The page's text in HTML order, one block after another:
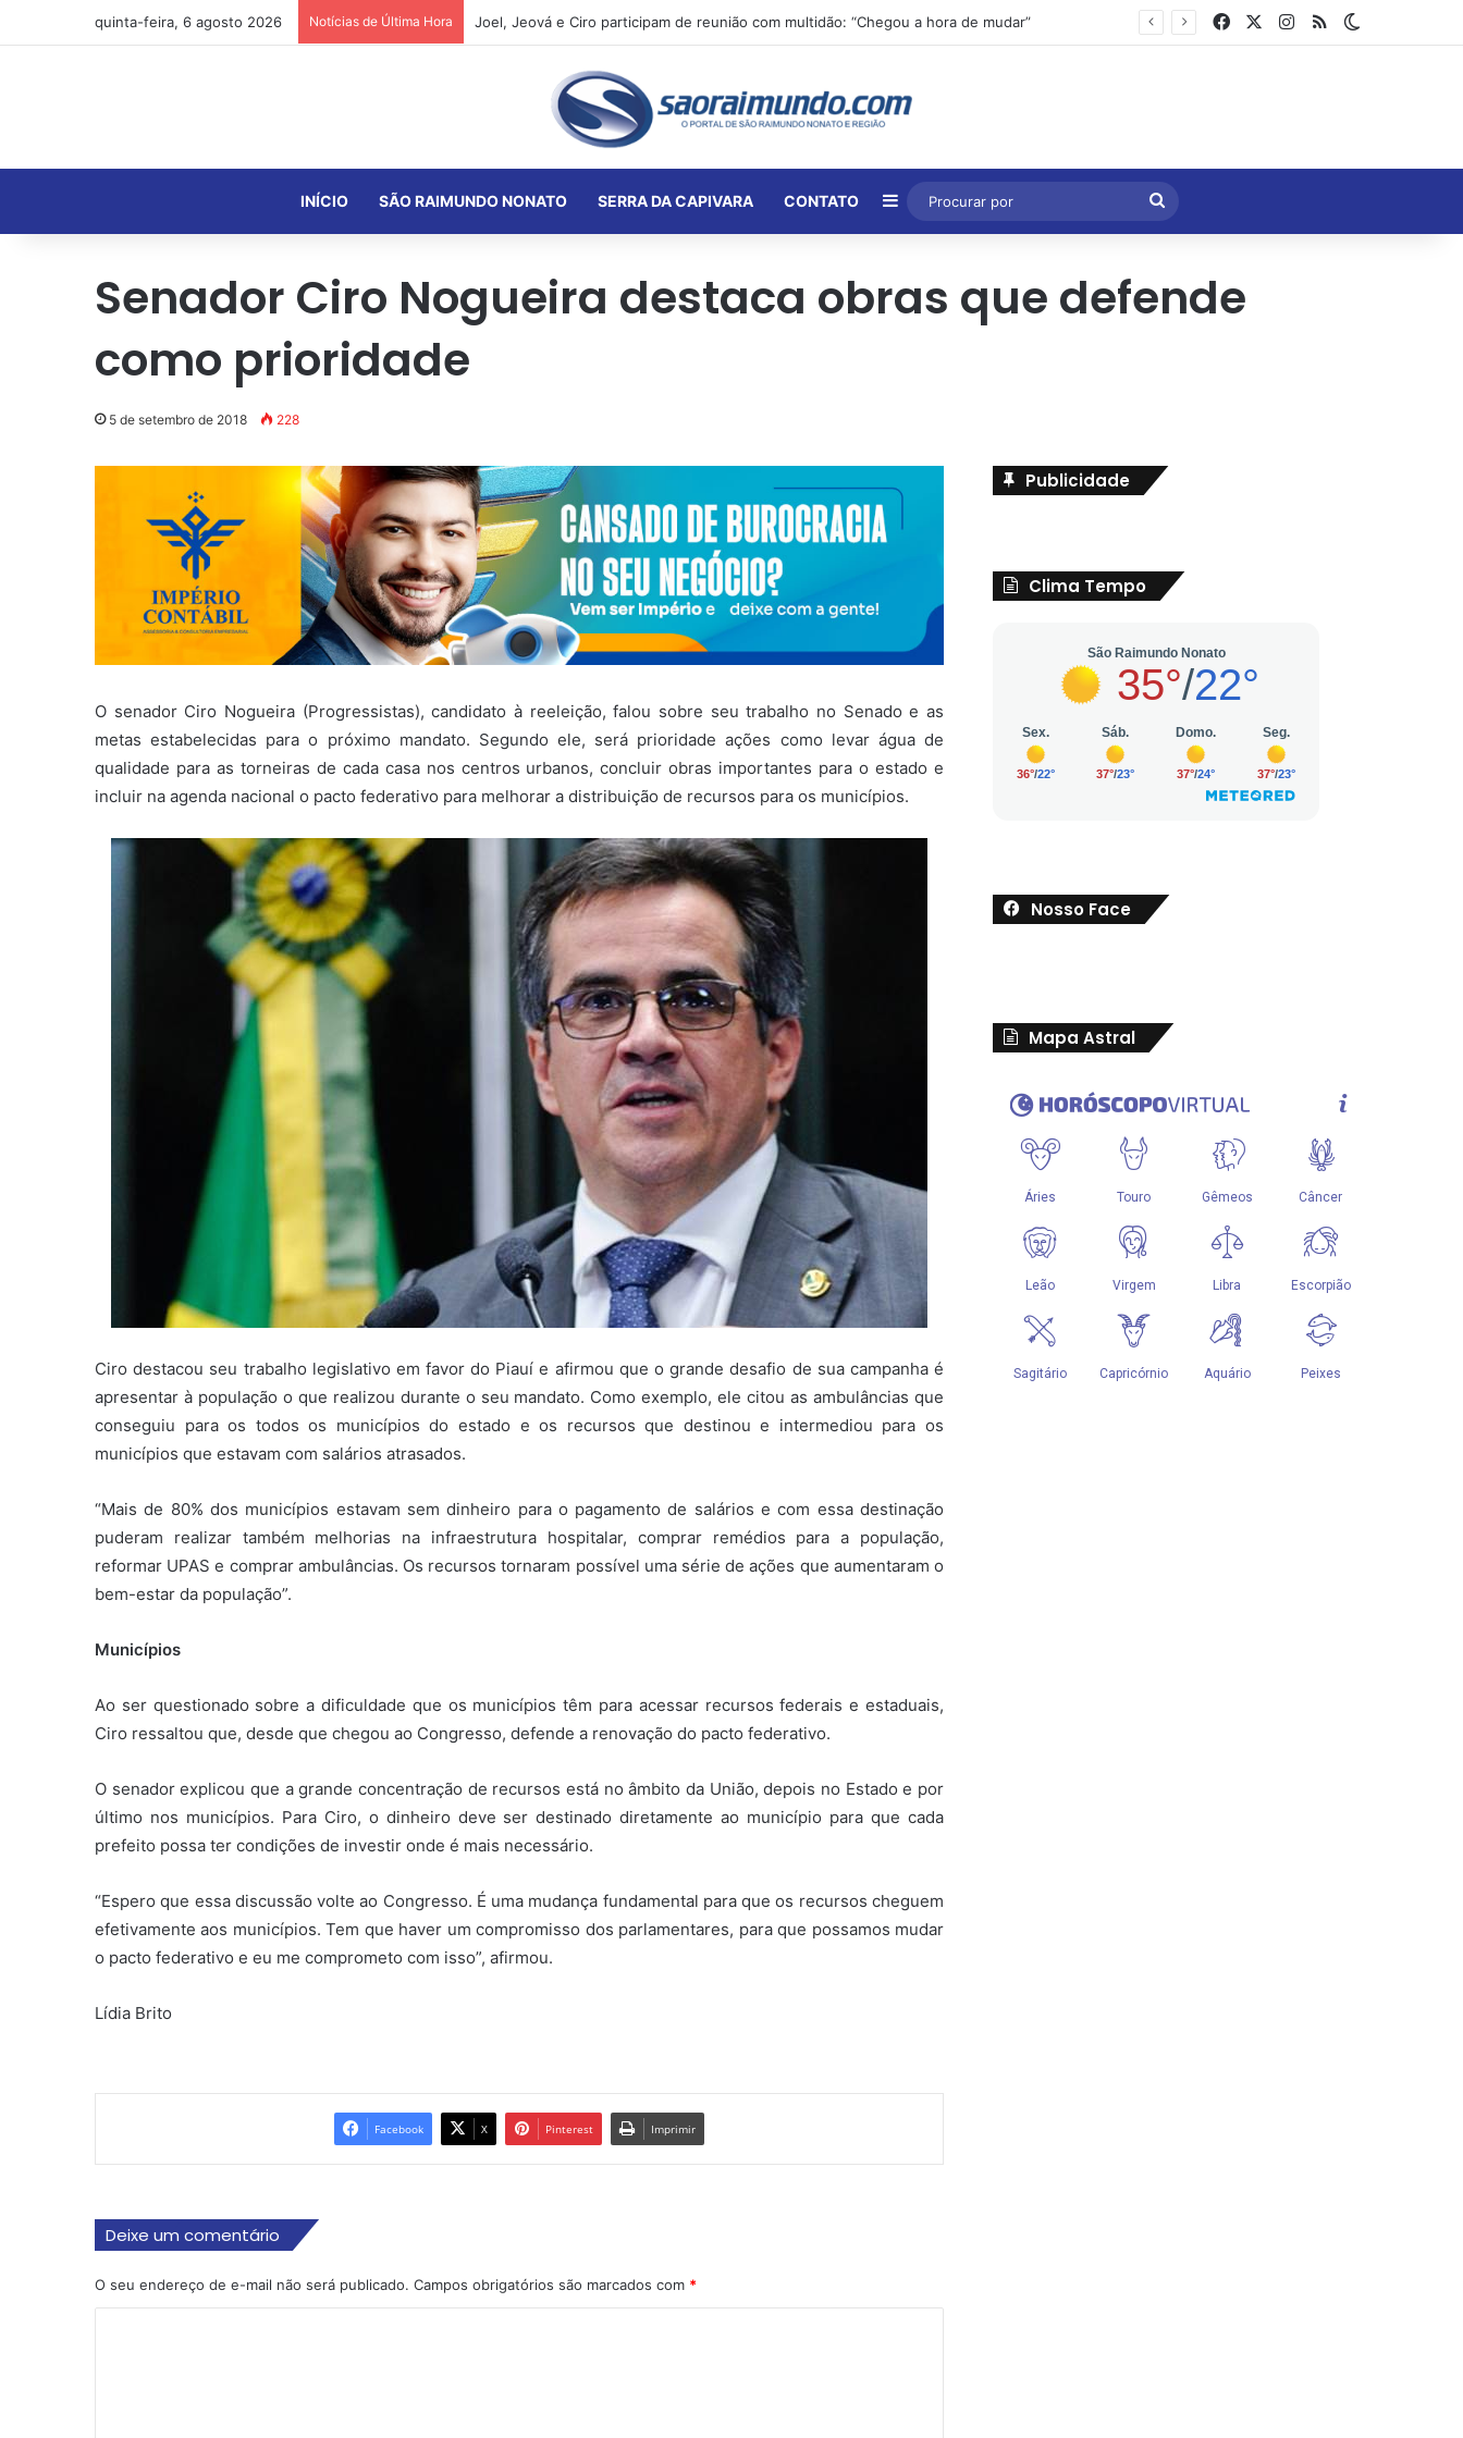
quinta-feira, 6 agosto 2026 Notícias de Última Hora FacebookInstagram
RSS
INÍCIO SÃO RAIMUNDO NONATO SERRA DA CAPIVARA CONTATO Barra Lateral
Procurar
por
Senador Ciro Nogueira destaca obras que defende
como prioridade
5 de setembro de 2018 228
O senador Ciro Nogueira (Progressistas), candidato à reeleição, falou sobre seu trabalho no Senado e as
metas estabelecidas para o próximo mandato. Segundo ele, será prioridade ações como levar água de
qualidade para as torneiras de cada casa nos centros urbanos, concluir obras importantes para o estado e
incluir na agenda nacional o pacto federativo para melhorar a distribuição de recursos para os municípios.
Ciro destacou seu trabalho legislativo em favor do Piauí e afirmou que o grande desafio de sua campanha é
apresentar à população o que realizou durante o seu mandato. Como exemplo, ele citou as ambulâncias que
conseguiu para os todos os municípios do estado e os recursos que destinou e intermediou para os
municípios que estavam com salários atrasados.
“Mais de 80% dos municípios estavam sem dinheiro para o pagamento de salários e com essa destinação
puderam realizar também melhorias na infraestrutura hospitalar, comprar remédios para a população,
reformar UPAS e comprar ambulâncias. Os recursos tornaram possível uma série de ações que aumentaram o
bem-estar da população”.
Municípios
Ao ser questionado sobre a dificuldade que os municípios têm para acessar recursos federais e estaduais,
Ciro ressaltou que, desde que chegou ao Congresso, defende a renovação do pacto federativo.
O senador explicou que a grande concentração de recursos está no âmbito da União, depois no Estado e por
último nos municípios. Para Ciro, o dinheiro deve ser destinado diretamente ao município para que cada
prefeito possa ter condições de investir onde é mais necessário.
“Espero que essa discussão volte ao Congresso. É uma mudança fundamental para que os recursos cheguem
efetivamente aos municípios. Tem que haver um compromisso dos parlamentares, para que possamos mudar
o pacto federativo e eu me comprometo com isso”, afirmou.
Lídia Brito
Facebook X Pinterest Imprimir
Deixe um comentário
O seu endereço de e-mail não será publicado. Campos obrigatórios são marcados com *
Publicidade
Clima Tempo
Nosso Face
Mapa Astral